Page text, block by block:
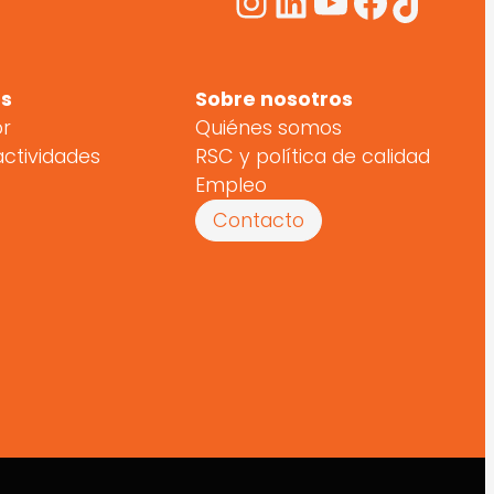
Sobre nosotros
Quiénes somos
RSC y política de calidad
Empleo
Contacto